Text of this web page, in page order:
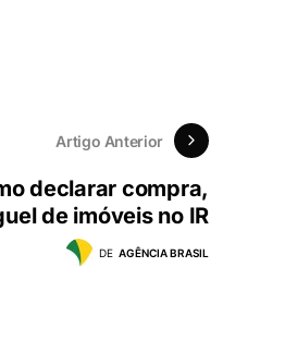
Artigo Anterior
declarar compra,
de imóveis no IR
DE AGÊNCIA BRASIL